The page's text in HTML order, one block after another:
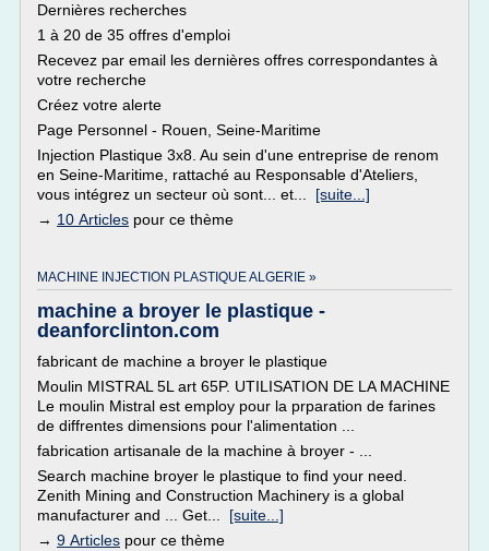
Dernières recherches
1 à 20 de 35 offres d'emploi
Recevez par email les dernières offres correspondantes à
votre recherche
Créez votre alerte
Page Personnel - Rouen, Seine-Maritime
Injection Plastique 3x8. Au sein d'une entreprise de renom
en Seine-Maritime, rattaché au Responsable d'Ateliers,
vous intégrez un secteur où sont... et... [suite...]
→ 10 Articles pour ce thème
MACHINE INJECTION PLASTIQUE ALGERIE »
machine a broyer le plastique -
deanforclinton.com
fabricant de machine a broyer le plastique
Moulin MISTRAL 5L art 65P. UTILISATION DE LA MACHINE
Le moulin Mistral est employ pour la prparation de farines
de diffrentes dimensions pour l'alimentation ...
fabrication artisanale de la machine à broyer - ...
Search machine broyer le plastique to find your need.
Zenith Mining and Construction Machinery is a global
manufacturer and ... Get... [suite...]
→ 9 Articles pour ce thème